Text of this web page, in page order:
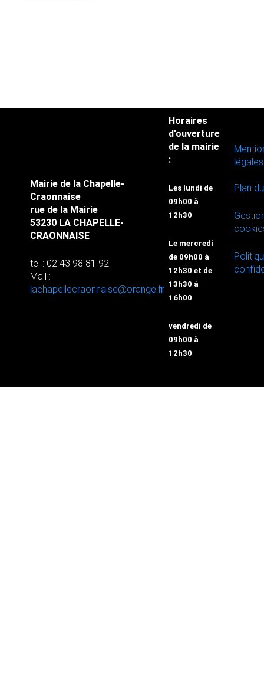
Mairie de la Chapelle-
Craonnaise
rue de la Mairie
53230 LA CHAPELLE-
CRAONNAISE
tel : 02 43 98 81 92
Mail :
lachapellecraonnaise@orange.fr
Horaires
d'ouverture
de la mairie
:
Les lundi de
09h00 à
12h30
Le mercredi
de 09h00 à
12h30 et de
13h30 à
16h00
vendredi de
09h00 à
12h30
légales
Plan